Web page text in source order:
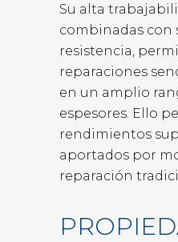
Su alta
combinadas con
resistencia,
reparaciones
en un amplio
espesores. Ello
rendimientos
aportados por
reparación